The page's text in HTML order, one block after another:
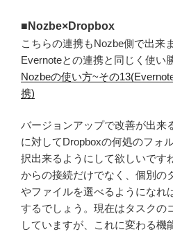
■Nozbe×Dropbox
こちらの連携もNozbe側で出来
Evernoteとの連携と同じく使い
Nozbeの使い方~その
携)
バージョンアップで改善が出来
に対してDropboxの何処のフォ
択出来るようにして欲しいです
からの接続だけでなく、個別の
やファイルを選べるようになれ
するでしょう。現在はタスクの
していますが、これに変わる機